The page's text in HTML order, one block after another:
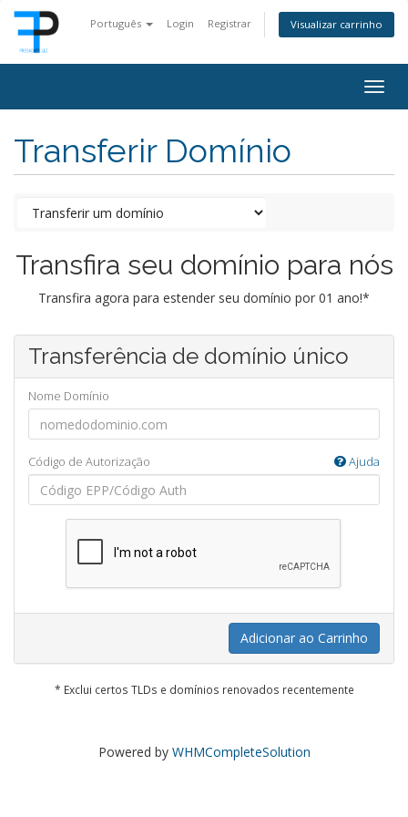
Português Login Registrar Visualizar carrinho
Transferir Domínio
Transfira seu domínio para nós
Transfira agora para estender seu domínio por 01 ano!*
Transferência de domínio único
Nome Domínio
Código de Autorização Ajuda
Adicionar ao Carrinho
* Exclui certos TLDs e domínios renovados recentemente
Powered by WHMCompleteSolution